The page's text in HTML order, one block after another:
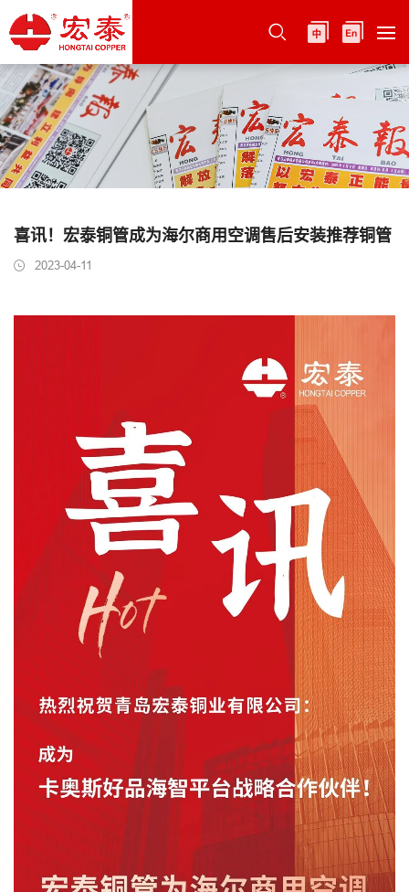
喜讯！宏泰铜管成为海尔商用空调售后安装推荐铜管
2023-04-11